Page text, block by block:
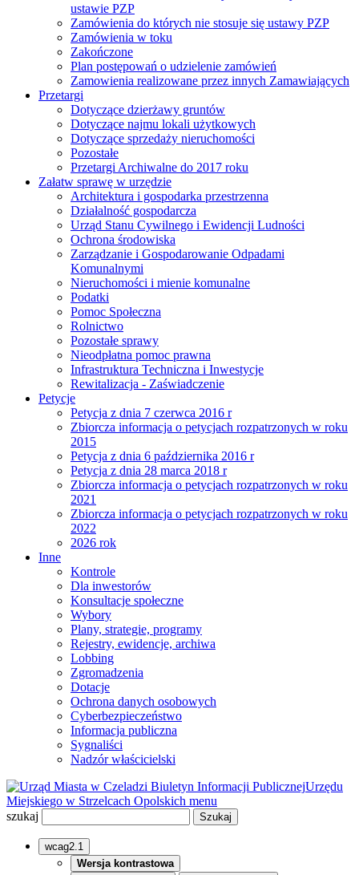
ustawie PZP
Zamówienia do których nie stosuje się ustawy PZP
Zamówienia w toku
Zakończone
Plan postępowań o udzielenie zamówień
Zamowienia realizowane przez innych Zamawiających
Przetargi
Dotyczące dzierżawy gruntów
Dotyczące najmu lokali użytkowych
Dotyczące sprzedaży nieruchomości
Pozostałe
Przetargi Archiwalne do 2017 roku
Załatw sprawę w urzędzie
Architektura i gospodarka przestrzenna
Działalność gospodarcza
Urząd Stanu Cywilnego i Ewidencji Ludności
Ochrona środowiska
Zarządzanie i Gospodarowanie Odpadami
Komunalnymi
Nieruchomości i mienie komunalne
Podatki
Pomoc Społeczna
Rolnictwo
Pozostałe sprawy
Nieodpłatna pomoc prawna
Infrastruktura Techniczna i Inwestycje
Rewitalizacja - Zaświadczenie
Petycje
Petycja z dnia 7 czerwca 2016 r
Zbiorcza informacja o petycjach rozpatrzonych w roku
2015
Petycja z dnia 6 października 2016 r
Petycja z dnia 28 marca 2018 r
Zbiorcza informacja o petycjach rozpatrzonych w roku
2021
Zbiorcza informacja o petycjach rozpatrzonych w roku
2022
2026 rok
Inne
Kontrole
Dla inwestorów
Konsultacje społeczne
Wybory
Plany, strategie, programy
Rejestry, ewidencje, archiwa
Lobbing
Zgromadzenia
Dotacje
Ochrona danych osobowych
Cyberbezpieczeństwo
Informacja publiczna
Sygnaliści
Nadzór właścicielski
Biuletyn Informacji PublicznejUrzędu
Miejskiego w Strzelcach Opolskich menu
szukaj
wcag2.1
Wersja kontrastowa